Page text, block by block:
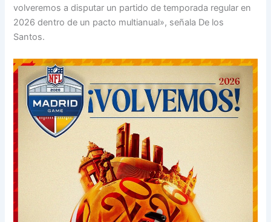
volveremos a disputar un partido de temporada regular en
2026 dentro de un pacto multianual», señala De los
Santos.